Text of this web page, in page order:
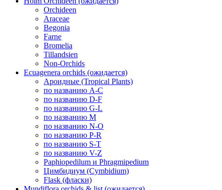
Orchideen
Araceae
Begonia
Farne
Bromelia
Tillandsien
Non-Orchids
Ecuagenera orchids (ожидается)
Ароидные (Tropical Plants)
по названию A-C
по названию D-F
по названию G-L
по названию M
по названию N-O
по названию P-R
по названию S-T
по названию V-Z
Paphiopedilum и Phragmipedium
Цимбидиум (Cymbidium)
Flask (фласки)